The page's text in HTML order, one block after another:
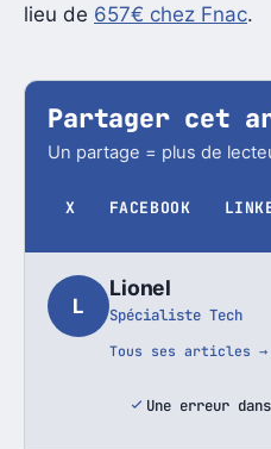
lieu de 657€ chez Fnac.
Partager cet
Un partage = plus de
X FACEBOOK
L
Lionel
Spécialiste Tech
Tous ses articles →
Une erreur